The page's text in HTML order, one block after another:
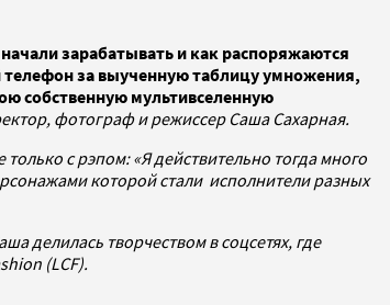
зарабатывать и как распоряжаются
за выученную таблицу умножения,
собственную мультивселенную
фотограф и режиссер Саша Сахарная.
с рэпом: «Я действительно тогда много
которой стали исполнители разных
делилась творчеством в соцсетях, где
(LCF).